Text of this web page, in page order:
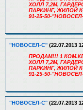
ХОЛЛ 7,2М,
ПАРКИНГ, ЖИЛОЙ
91-25-50-
"НОВОСЕЛ-С" (22.07.2013
ПРОДАМ!!! 1
ХОЛЛ 7,2М,
ПАРКИНГ, ЖИЛОЙ
91-25-50-
"НОВОСЕЛ-С" (22.07.2013